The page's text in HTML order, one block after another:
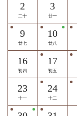
2
二十
3
廿一
9
廿七
10
廿八
16
初四
17
初五
23
十一
24
十二